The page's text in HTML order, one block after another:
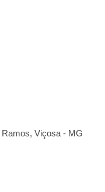
Ramos, Viçosa - MG